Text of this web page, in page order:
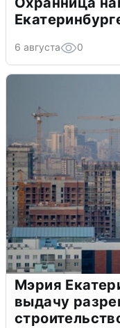
6 августа 0
Мэрия
выдачу